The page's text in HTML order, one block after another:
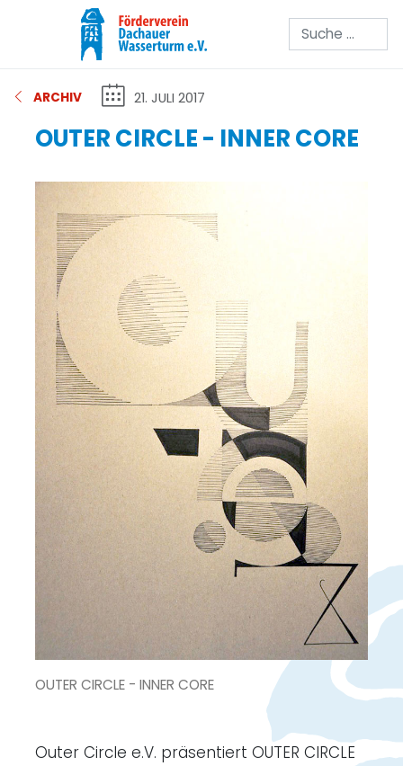
Suchen
ARCHIV 21. JULI 2017
OUTER CIRCLE - INNER CORE
OUTER CIRCLE - INNER CORE
Outer Circle e.V. präsentiert OUTER CIRCLE